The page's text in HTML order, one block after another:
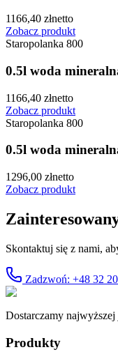
1166,40 złnetto
Zobacz produkt
Staropolanka 800
0.5l woda
1166,40 złnetto
Zobacz produkt
Staropolanka 800
0.5l woda
1296,00 złnetto
Zobacz produkt
Skontaktuj się z nami,
Zadzwoń: +48 32
Dostarczamy
Produkty